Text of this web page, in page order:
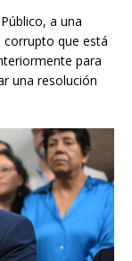
a una
corrupto que está
para
una resolución